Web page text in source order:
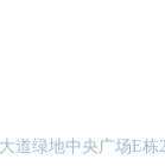
道绿地中央广场E栋